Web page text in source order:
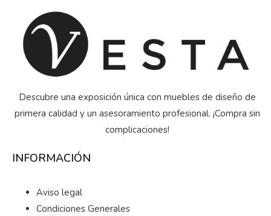
Descubre una exposición única con muebles de diseño de
primera calidad y un asesoramiento profesional. ¡Compra sin
complicaciones!
INFORMACIÓN
Aviso legal
Condiciones Generales